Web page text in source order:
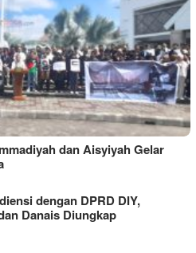
dan Aisyiyah Gelar
dengan DPRD DIY,
Danais Diungkap